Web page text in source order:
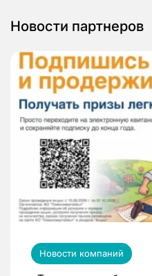
Новости партнеров
Новости компаний